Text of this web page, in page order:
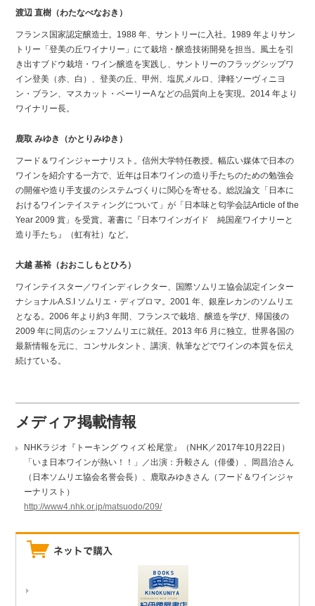
渡辺 直樹（わたなべなおき）
フランス国家認定醸造士。1988 年、サントリーに入社。1989 年よりサン
トリー「登美の丘ワイナリー」にて栽培・醸造技術開発を担当。風土を引
き出すブドウ栽培・ワイン醸造を実践し、サントリーのフラッグシップワ
イン登美（赤、白）、登美の丘、甲州、塩尻メルロ、津軽ソーヴィニヨ
ン・ブラン、マスカット・ベーリーA などの品質向上を実現。2014 年より
ワイナリー長。
鹿取 みゆき（かとりみゆき）
フード＆ワインジャーナリスト。信州大学特任教授。幅広い媒体で日本の
ワインを紹介する一方で、近年は日本ワインの造り手たちのための勉強会
の開催や造り手支援のシステムづくりに関心を寄せる。総説論文「日本に
おけるワインテイスティングについて」が「日本味と匂学会誌Article of the
Year 2009 賞」を受賞。著書に『日本ワインガイド 純国産ワイナリーと
造り手たち』（虹有社）など。
大越 基裕（おおこしもとひろ）
ワインテイスター／ワインディレクター、国際ソムリエ協会認定インター
ナショナルA.S.I ソムリエ・ディプロマ。2001 年、銀座レカンのソムリエ
となる。2006 年より約3 年間、フランスで栽培、醸造を学び、帰国後の
2009 年に同店のシェフソムリエに就任。2013 年6 月に独立。世界各国の
最新情報を元に、コンサルタント、講演、執筆などでワインの本質を伝え
続けている。
メディア掲載情報
NHKラジオ『トーキング ウィズ 松尾堂』（NHK／2017年10月22日）
「いま日本ワインが熱い！！」／出演：升毅さん（俳優）、岡昌治さん
（日本ソムリエ協会名誉会長）、鹿取みゆきさん（フード＆ワインジャ
ーナリスト）
http://www4.nhk.or.jp/matsuodo/209/